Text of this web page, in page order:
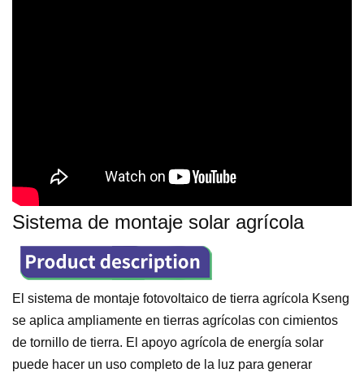
Sistema de montaje solar agrícola
El sistema de montaje fotovoltaico de tierra agrícola Kseng
se aplica ampliamente en tierras agrícolas con cimientos
de tornillo de tierra. El apoyo agrícola de energía solar
puede hacer un uso completo de la luz para generar